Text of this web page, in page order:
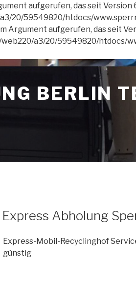
aufgerufen, das seit Version
20/59549820/htdocs/
Argument aufgerufen, das seit
a3/20/59549820/htdocs/
BERLIN
AM
Express Abholung
Express-Mobil-Recyclinghof
günstig